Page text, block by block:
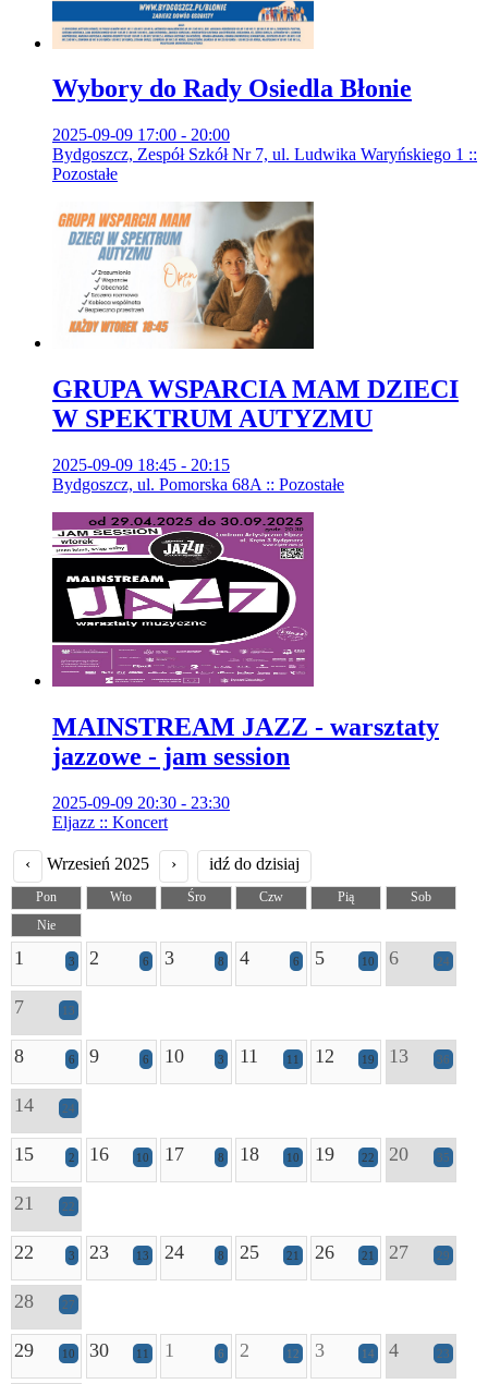
Wybory do Rady Osiedla Błonie
2025-09-09 17:00 - 20:00
Bydgoszcz, Zespół Szkół Nr 7, ul. Ludwika Waryńskiego 1 ::
Pozostałe
GRUPA WSPARCIA MAM DZIECI
W SPEKTRUM AUTYZMU
2025-09-09 18:45 - 20:15
Bydgoszcz, ul. Pomorska 68A :: Pozostałe
MAINSTREAM JAZZ - warsztaty
jazzowe - jam session
2025-09-09 20:30 - 23:30
Eljazz :: Koncert
‹ Wrzesień 2025 › idź do dzisiaj
Pon Wto Śro Czw Pią
Sob
Nie
1 3 2 6 3 8 4 6 5 10 6 24
7 13
8 6 9 6 10 3 11 11 12 19 13 36
14 24
15 2 16 10 17 8 18 10 19 22 20 35
21 22
22 3 23 13 24 8 25 21 26 21 27 29
28 27
29 10 30 11 1 6 2 12 3 14 4 23